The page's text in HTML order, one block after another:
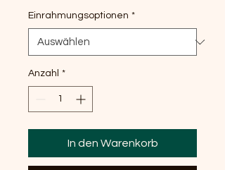
Einrahmungsoptionen *
Anzahl *
In den Warenkorb